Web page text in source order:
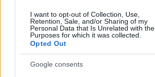
I want to opt-out of Collection, Use,
Retention, Sale, and/or Sharing of my
Personal Data that Is Unrelated with the
Purposes for which it was collected.
Opted Out
Google consents
económicas
Diego Romero · 5 Ago 2026
RECETAS